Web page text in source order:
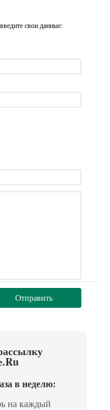
свои данные:
Отправить
в неделю:
на каждый